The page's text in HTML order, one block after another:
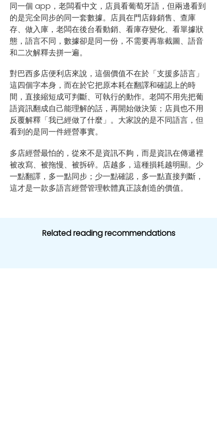
同一個 app，老闆看中文，店員看葡萄牙語，但兩邊看到
的是完全同步的同一套數據。店員在門店錄銷售、查庫
存、做入庫，老闆在後台看動銷、看庫存變化、看單據狀
態，語言不同，數據卻是同一份，不需要再靠截圖、語音
和二次解釋去拼一遍。
對巴西多店便利店來說，這個價值不在於「支援多語言」
這四個字本身，而在於它把原本耗在翻譯和確認上的時
間，直接縮短成可判斷、可執行的動作。老闆不用先把葡
語資訊翻成自己能理解的話，再開始做決策；店員也不用
反覆解釋「我已經做了什麼」。大家說的是不同語言，但
看到的是同一件經營事實。
多店經營最怕的，從來不是資訊不夠，而是資訊在傳遞裡
被改寫、被拖慢、被拆碎。店越多，這種損耗越明顯。少
一點翻譯，多一點同步；少一點確認，多一點直接判斷，
這才是一款多語言經營管理軟體真正該創造的價值。
Related reading recommendations